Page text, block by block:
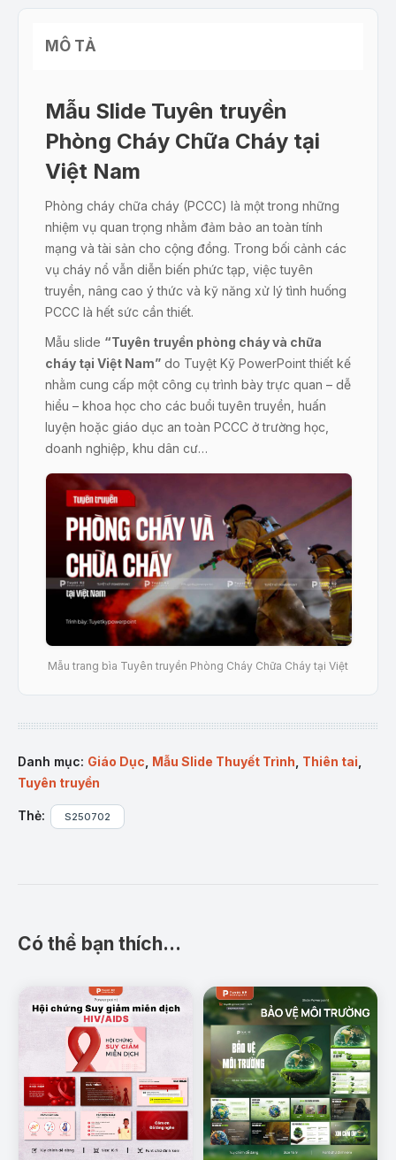
MÔ TẢ
Mẫu Slide Tuyên truyền
Phòng Cháy Chữa Cháy tại
Việt Nam
Phòng cháy chữa cháy (PCCC) là một trong những
nhiệm vụ quan trọng nhằm đảm bảo an toàn tính
mạng và tài sản cho cộng đồng. Trong bối cảnh các
vụ cháy nổ vẫn diễn biến phức tạp, việc tuyên
truyền, nâng cao ý thức và kỹ năng xử lý tình huống
PCCC là hết sức cần thiết.
Mẫu slide “Tuyên truyền phòng cháy và chữa
cháy tại Việt Nam” do Tuyệt Kỹ PowerPoint thiết kế
nhằm cung cấp một công cụ trình bày trực quan – dễ
hiểu – khoa học cho các buổi tuyên truyền, huấn
luyện hoặc giáo dục an toàn PCCC ở trường học,
doanh nghiệp, khu dân cư…
Mẫu trang bìa Tuyên truyền Phòng Cháy Chữa Cháy tại Việt
Mô tả sản phẩm:
Mẫu PowerPoint
“Tuyên truyền phòng cháy và
chữa cháy tại Việt Nam”
gồm 29 trang trình bày
khoa học, trực quan với hình ảnh minh họa thực tế,
infographics sinh động và nội dung được tổng hợp
Nội dung chi tiết:
của công tác PCCC.
2.Thực trạng cháy nổ ở Việt NamSố liệu năm
2023 – 2024: số vụ, thiệt hại, phân bố theo khu
vực, Các vụ cháy nghiêm trọng, bài học thực tế.
Danh mục: Giáo Dục Mẫu Slide Thuyết Trình Thiên tai
Tuyên truyền
Thẻ: S250702
Có thể bạn thích…